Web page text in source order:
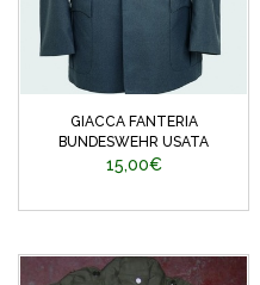
GIACCA FANTERIA
BUNDESWEHR USATA
15,00€